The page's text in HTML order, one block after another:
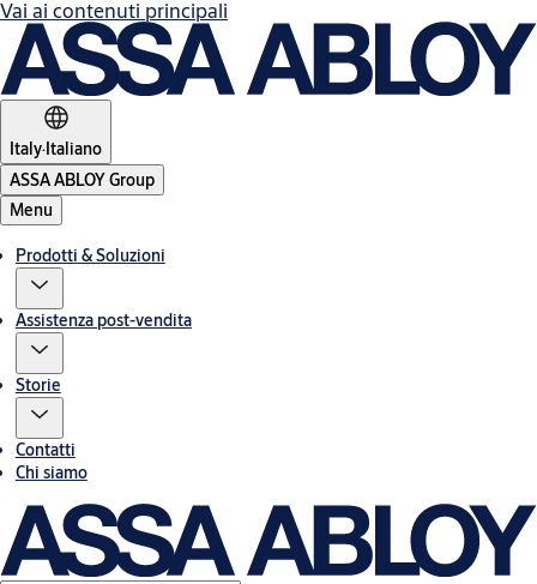
Vai ai contenuti principali
Italy·Italiano
ASSA ABLOY Group
Menu
Prodotti & Soluzioni
Assistenza post-vendita
Storie
Contatti
Chi siamo